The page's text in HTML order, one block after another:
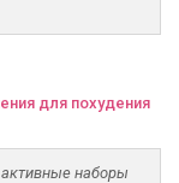
для похудения
активные наборы